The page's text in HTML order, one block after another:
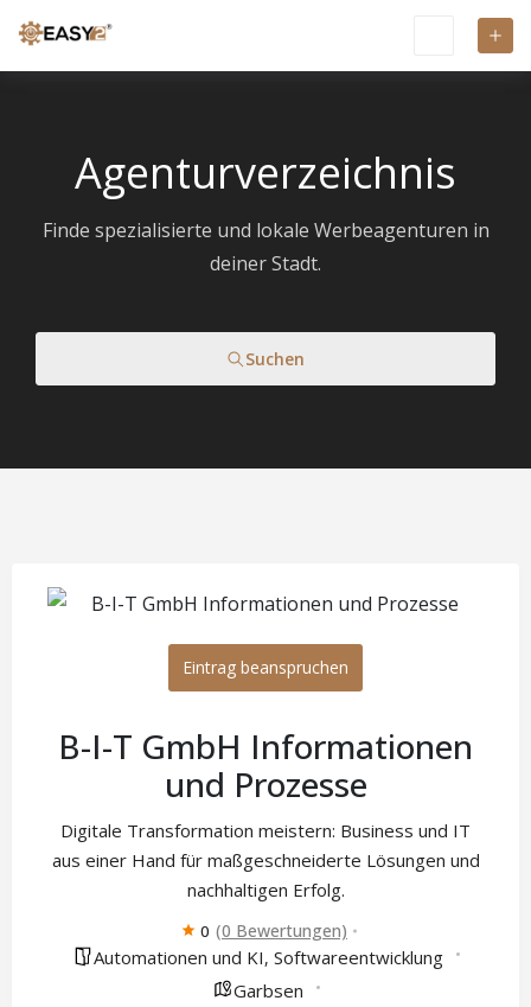
Agenturverzeichnis
Finde spezialisierte und lokale Werbeagenturen in
deiner Stadt.
Suchen
Eintrag beanspruchen
B-I-T GmbH Informationen
und Prozesse
Digitale Transformation meistern: Business und IT
aus einer Hand für maßgeschneiderte Lösungen und
nachhaltigen Erfolg.
0 (0 Bewertungen)
Automationen und KI, Softwareentwicklung
Garbsen